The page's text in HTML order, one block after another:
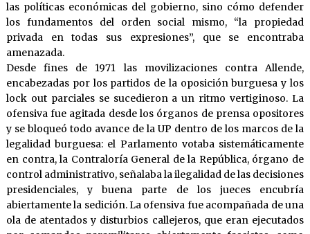
las políticas económicas del gobierno, sino cómo defender
los fundamentos del orden social mismo, “la propiedad
privada en todas sus expresiones”, que se encontraba
amenazada.
Desde fines de 1971 las movilizaciones contra Allende,
encabezadas por los partidos de la oposición burguesa y los
lock out parciales se sucedieron a un ritmo vertiginoso. La
ofensiva fue agitada desde los órganos de prensa opositores
y se bloqueó todo avance de la UP dentro de los marcos de la
legalidad burguesa: el Parlamento votaba sistemáticamente
en contra, la Contraloría General de la República, órgano de
control administrativo, señalaba la ilegalidad de las decisiones
presidenciales, y buena parte de los jueces encubría
abiertamente la sedición. La ofensiva fue acompañada de una
ola de atentados y disturbios callejeros, que eran ejecutados